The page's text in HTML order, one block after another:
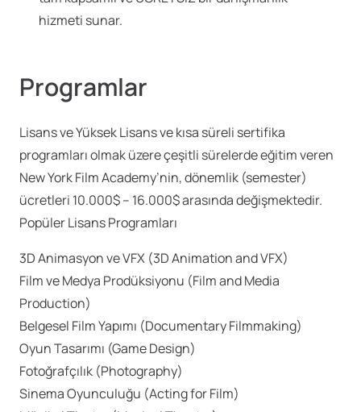
hizmeti sunar.
Programlar
Lisans ve Yüksek Lisans ve kısa süreli sertifika
programları olmak üzere çeşitli sürelerde eğitim veren
New York Film Academy’nin, dönemlik (semester)
ücretleri 10.000$ – 16.000$ arasında değişmektedir.
Popüler Lisans Programları
3D Animasyon ve VFX (3D Animation and VFX)
Film ve Medya Prodüksiyonu (Film and Media
Production)
Belgesel Film Yapımı (Documentary Filmmaking)
Oyun Tasarımı (Game Design)
Fotoğrafçılık (Photography)
Sinema Oyunculuğu (Acting for Film)